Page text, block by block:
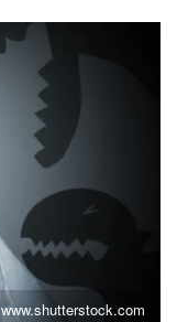
www.shutterstock.com